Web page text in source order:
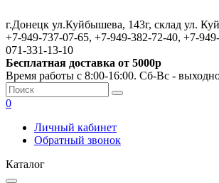
г.Донецк ул.Куйбышева, 143г, склад ул.
+7-949-737-07-65, +7-949-382-72-40, +7-
071-331-13-10
Бесплатная доставка от 5000р
Время работы с 8:00-16:00. Сб-Вс -
0
Личный кабинет
Обратный звонок
Каталог